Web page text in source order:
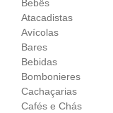
Bebês
Atacadistas
Avícolas
Bares
Bebidas
Bombonieres
Cachaçarias
Cafés e Chás